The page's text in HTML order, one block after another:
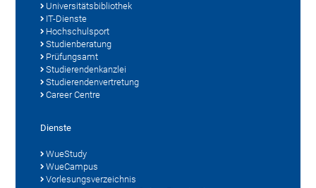
Universitätsbibliothek
IT-Dienste
Hochschulsport
Studienberatung
Prüfungsamt
Studierendenkanzlei
Studierendenvertretung
Career Centre
Dienste
WueStudy
WueCampus
Vorlesungsverzeichnis